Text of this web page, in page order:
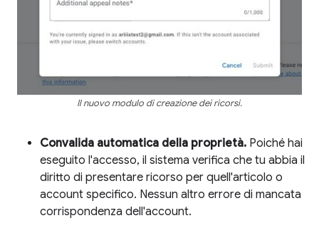
Il nuovo modulo di creazione dei ricorsi.
Convalida automatica della proprietà. Poiché hai
eseguito l'accesso, il sistema verifica che tu abbia il
diritto di presentare ricorso per quell'articolo o
account specifico. Nessun altro errore di mancata
corrispondenza dell'account.